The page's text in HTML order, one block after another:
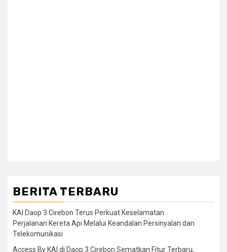
BERITA TERBARU
KAI Daop 3 Cirebon Terus Perkuat Keselamatan
Perjalanan Kereta Api Melalui Keandalan Persinyalan dan
Telekomunikasi
Access By KAI di Daop 3 Cirebon Sematkan Fitur Terbaru,